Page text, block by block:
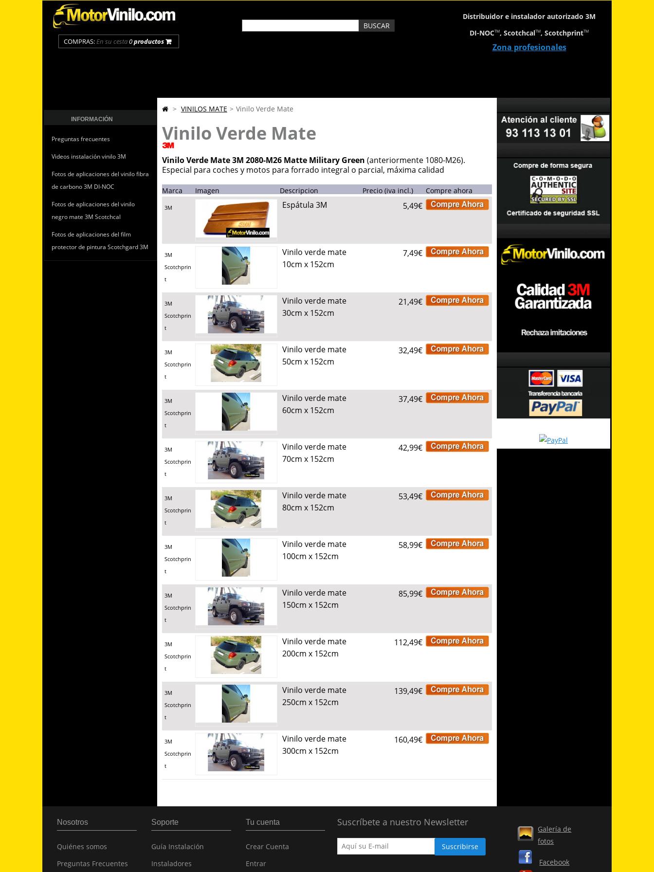
Distribuidor e instalador autorizado 3M
DI-NOCTM, ScotchcalTM, ScotchprintTM
Zona profesionales
COMPRAS:En su cesta0productos
INFORMACIÓN
Preguntas frecuentes
Videos instalación vinilo 3M
Fotos de aplicaciones del vinilo fibra
de carbono 3M DI-NOC
Fotos de aplicaciones del vinilo
negro mate 3M Scotchcal
Fotos de aplicaciones del film
protector de pintura Scotchgard 3M
> VINILOS MATE > Vinilo Verde Mate
Vinilo Verde Mate
Vinilo Verde Mate 3M 2080-M26 Matte Military Green (anteriormente 1080-M26).
Especial para coches y motos para forrado integral o parcial, máxima calidad
Marca Imagen Descripcion Precio (iva incl.) Compre ahora
3M Espátula 3M 5,49€
3M
Scotchprin
t
Vinilo verde mate
10cm x 152cm
7,49€
3M
Scotchprin
t
Vinilo verde mate
30cm x 152cm
21,49€
3M
Scotchprin
t
Vinilo verde mate
50cm x 152cm
32,49€
3M
Scotchprin
t
Vinilo verde mate
60cm x 152cm
37,49€
3M
Scotchprin
t
Vinilo verde mate
70cm x 152cm
42,99€
3M
Scotchprin
t
Vinilo verde mate
80cm x 152cm
53,49€
3M
Scotchprin
t
Vinilo verde mate
100cm x 152cm
58,99€
3M
Scotchprin
t
Vinilo verde mate
150cm x 152cm
85,99€
3M
Scotchprin
t
Vinilo verde mate
200cm x 152cm
112,49€
3M
Scotchprin
t
Vinilo verde mate
250cm x 152cm
139,49€
3M
Scotchprin
t
Vinilo verde mate
300cm x 152cm
160,49€
Nosotros
Quiénes somos
Preguntas Frecuentes
Soporte
Guía Instalación
Instaladores
Tu cuenta
Crear Cuenta
Entrar
Suscríbete a nuestro Newsletter
Galería de
fotos
Facebook